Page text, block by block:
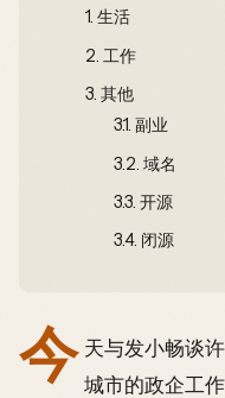
1. 生活
2. 工作
3. 其他
3.1. 副业
3.2. 域名
3.3. 开源
3.4. 闭源
今 天与发小畅谈
城市的政企工